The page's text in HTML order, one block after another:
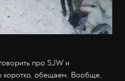
про SJW и
коротко, обещаем. Вообще,